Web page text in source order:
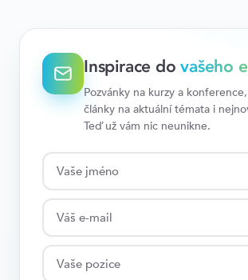
Inspirace dovašeho
Pozvánky na kurzy a
články na aktuální témata i
Teď už vám nic neunikne.